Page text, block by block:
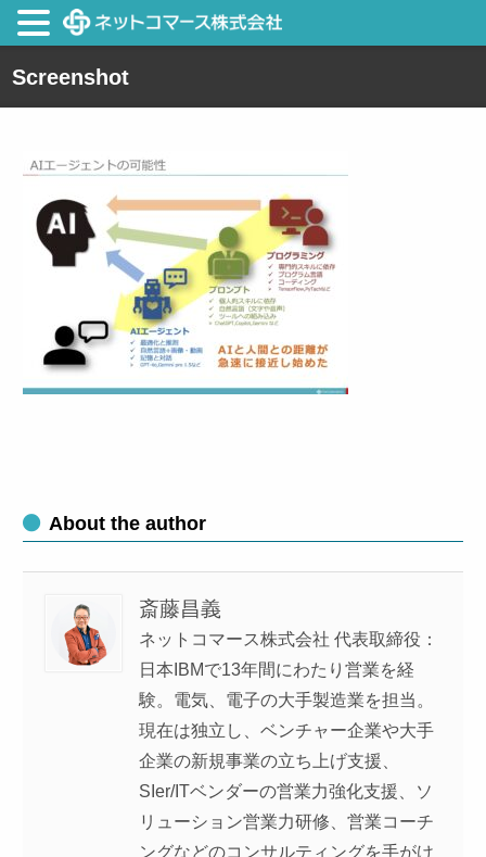
Screenshot
About the author
斎藤昌義
ネットコマース株式会社 代表取締役：
日本IBMで13年間にわたり営業を経
験。電気、電子の大手製造業を担当。
現在は独立し、ベンチャー企業や大手
企業の新規事業の立ち上げ支援、
SIer/ITベンダーの営業力強化支援、ソ
リューション営業力研修、営業コーチ
ングなどのコンサルティングを手がけ